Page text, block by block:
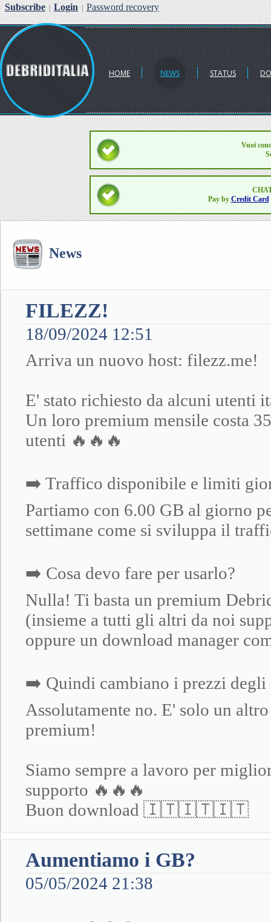
Subscribe| Login| Password recovery
HOME NEWS STATUS
Vuoi
Pay by Credit Card
News
FILEZZ!
18/09/2024 12:51
Arriva un nuovo host: filezz.me!
E' stato richiesto da alcuni utenti
Un loro premium mensile costa
utenti 🔥🔥🔥
➡️ Traffico disponibile e limiti
Partiamo con 6.00 GB al giorno
settimane come si sviluppa il
➡️ Cosa devo fare per usarlo?
Nulla! Ti basta un premium
(insieme a tutti gli altri da noi
oppure un download manager
➡️ Quindi cambiano i prezzi degli
Assolutamente no. E' solo un
premium!
Siamo sempre a lavoro per
supporto 🔥🔥🔥
Buon download 🇮🇹🇮🇹🇮🇹
Aumentiamo i GB?
05/05/2024 21:38